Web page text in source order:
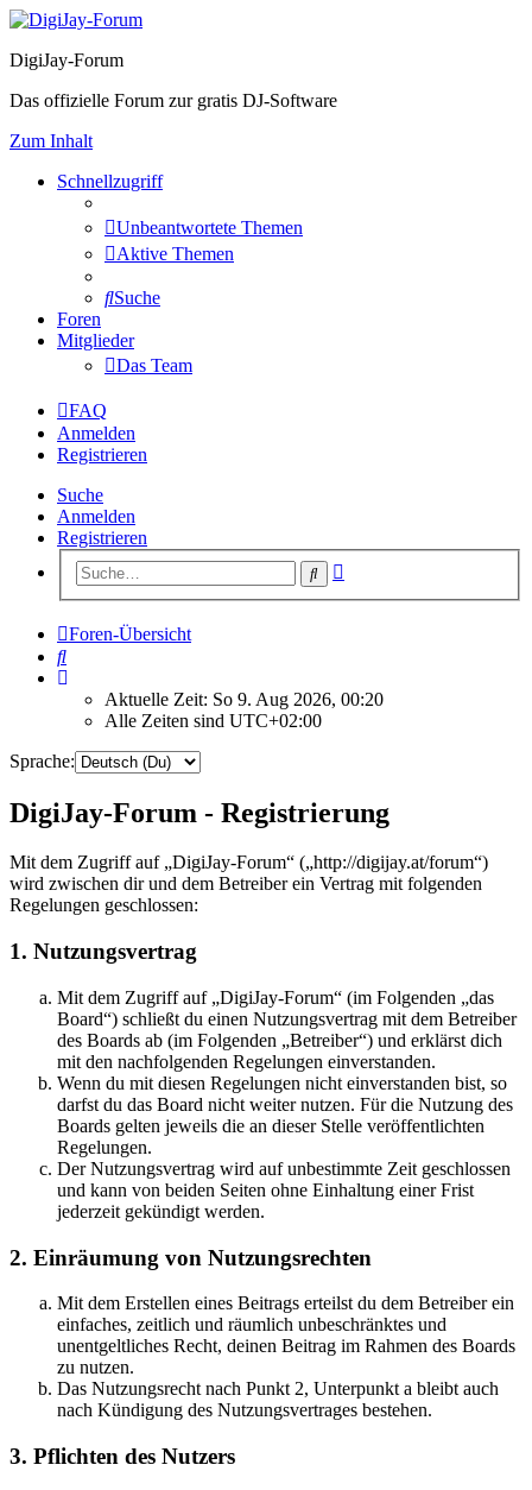
DigiJay-Forum
Das offizielle Forum zur gratis DJ-Software
Zum Inhalt
Schnellzugriff
Unbeantwortete Themen
Aktive Themen
Suche
Foren
Mitglieder
Das Team
FAQ
Anmelden
Registrieren
Suche
Anmelden
Registrieren
Suche
Foren-Übersicht
Suche
Aktuelle Zeit: So 9. Aug 2026, 00:20
Alle Zeiten sind UTC+02:00
Sprache:
DigiJay-Forum - Registrierung
Mit dem Zugriff auf „DigiJay-Forum“ („http://digijay.at/forum“)
wird zwischen dir und dem Betreiber ein Vertrag mit folgenden
Regelungen geschlossen:
1. Nutzungsvertrag
Mit dem Zugriff auf „DigiJay-Forum“ (im Folgenden „das
Board“) schließt du einen Nutzungsvertrag mit dem Betreiber
des Boards ab (im Folgenden „Betreiber“) und erklärst dich
mit den nachfolgenden Regelungen einverstanden.
Wenn du mit diesen Regelungen nicht einverstanden bist, so
darfst du das Board nicht weiter nutzen. Für die Nutzung des
Boards gelten jeweils die an dieser Stelle veröffentlichten
Regelungen.
Der Nutzungsvertrag wird auf unbestimmte Zeit geschlossen
und kann von beiden Seiten ohne Einhaltung einer Frist
jederzeit gekündigt werden.
2. Einräumung von Nutzungsrechten
Mit dem Erstellen eines Beitrags erteilst du dem Betreiber ein
einfaches, zeitlich und räumlich unbeschränktes und
unentgeltliches Recht, deinen Beitrag im Rahmen des Boards
zu nutzen.
Das Nutzungsrecht nach Punkt 2, Unterpunkt a bleibt auch
nach Kündigung des Nutzungsvertrages bestehen.
3. Pflichten des Nutzers